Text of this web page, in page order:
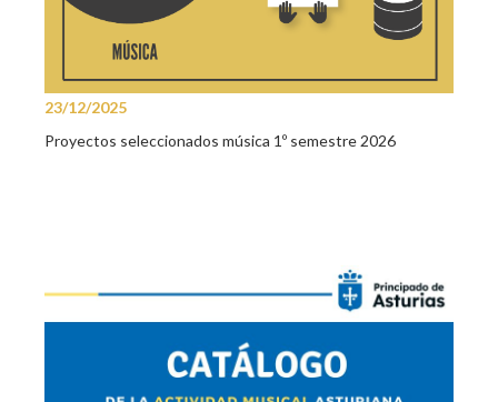
23/12/2025
Proyectos seleccionados música 1º semestre 2026